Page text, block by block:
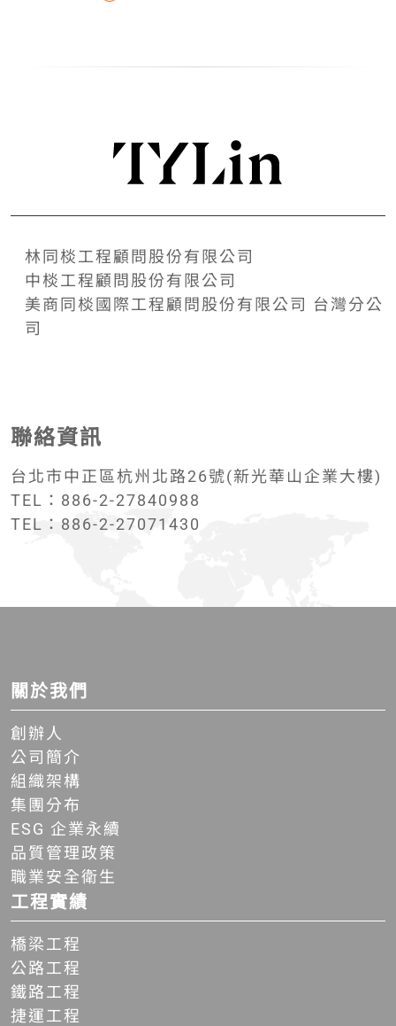
林同棪工程顧問股份有限公司
中棪工程顧問股份有限公司
美商同棪國際工程顧問股份有限公司 台灣分公
司
聯絡資訊
台北市中正區杭州北路26號(新光華山企業大樓)
TEL：886-2-27840988
TEL：886-2-27071430
關於我們
創辦人
公司簡介
組織架構
集團分布
ESG 企業永續
品質管理政策
職業安全衛生
工程實績
橋梁工程
公路工程
鐵路工程
捷運工程